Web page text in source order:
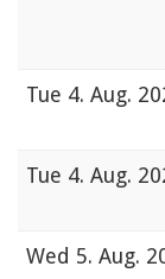
Tue 4. Aug.
Tue 4. Aug.
Wed 5. Aug.